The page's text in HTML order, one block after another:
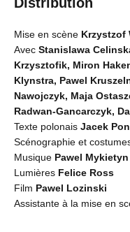
Mise en scène Krzystzof
Avec Stanislawa
Krzysztofik, Miron
Klynstra, Pawel
Nawojczyk, Maja
Radwan-Gancarczyk,
Texte polonais Jacek
Scénographie et
Musique Pawel Mykietyn
Lumières Felice Ross
Film Pawel Lozinski
Assistante à la mise en